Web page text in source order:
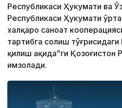
Республикаси Ҳукумати ва
Республикаси Ҳукумати
халқаро саноат
тартибга солиш
қилиш ҳақида”ги Қозоғистон
имзолади.